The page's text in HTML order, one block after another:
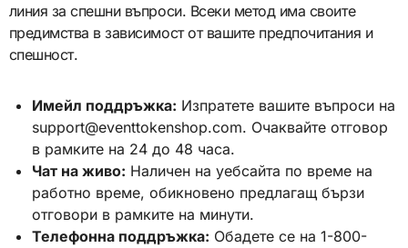
линия за спешни въпроси. Всеки метод има своите
предимства в зависимост от вашите предпочитания и
спешност.
Имейл поддръжка: Изпратете вашите въпроси на
support@eventtokenshop.com. Очаквайте отговор
в рамките на 24 до 48 часа.
Чат на живо: Наличен на уебсайта по време на
работно време, обикновено предлагащ бързи
отговори в рамките на минути.
Телефонна поддръжка: Обадете се на 1-800-